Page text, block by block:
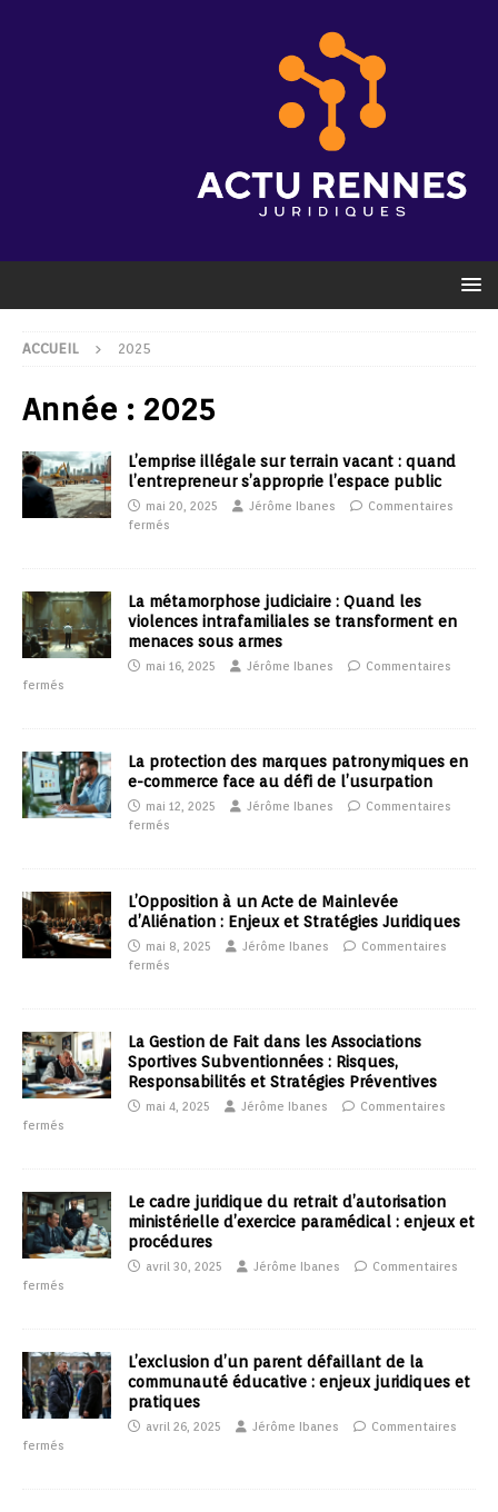
ACCUEIL 2025
Année : 2025
L’emprise illégale sur terrain vacant : quand
l’entrepreneur s’approprie l’espace public
mai 20, 2025 Jérôme Ibanes
Commentaires
fermés
La métamorphose judiciaire : Quand les
violences intrafamiliales se transforment en
menaces sous armes
mai 16, 2025 Jérôme Ibanes
Commentaires
fermés
La protection des marques patronymiques en
e-commerce face au défi de l’usurpation
mai 12, 2025 Jérôme Ibanes
Commentaires
fermés
L’Opposition à un Acte de Mainlevée
d’Aliénation : Enjeux et Stratégies Juridiques
mai 8, 2025 Jérôme Ibanes
Commentaires
fermés
La Gestion de Fait dans les Associations
Sportives Subventionnées : Risques,
Responsabilités et Stratégies Préventives
mai 4, 2025 Jérôme Ibanes
Commentaires
fermés
Le cadre juridique du retrait d’autorisation
ministérielle d’exercice paramédical : enjeux et
procédures
avril 30, 2025 Jérôme Ibanes
Commentaires
fermés
L’exclusion d’un parent défaillant de la
communauté éducative : enjeux juridiques et
pratiques
avril 26, 2025 Jérôme Ibanes
Commentaires
fermés